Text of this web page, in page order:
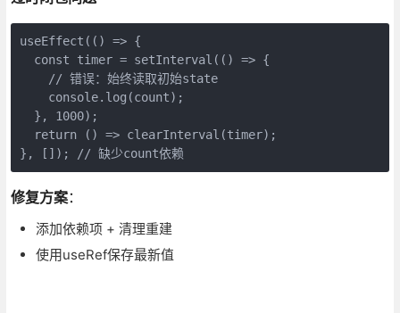
useEffect(() => {
  const timer = setInterval(() => {
    // 错误：始终读取初始state
    console.log(count);
  }, 1000);
  return () => clearInterval(timer);
}, []); // 缺少count依赖
修复方案：
添加依赖项 + 清理重建
使用useRef保存最新值